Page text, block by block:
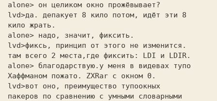
alone> он целиком окно прожёвывает?
lvd>
кило жрать.
alone> надо, значит, фиксить.
lvd>
там всего 2 места,где фиксить: LDI и LDIR.
alone> благодарствую.у меня в видевах тупо
Хаффманом пожато. ZXRar с окном 0.
lvd>
пакеров по сравнению с умными словарными